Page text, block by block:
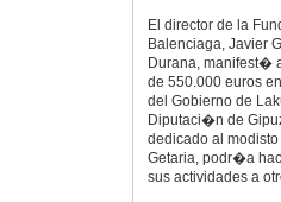
El director de la
Balenciaga, Javier
Durana, manifest�
de 550.000 euros
del Gobierno de
Diputaci�n de
dedicado al
Getaria, podr�a
sus actividades a